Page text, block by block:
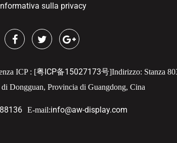
sulla privacy
ICP : [粤ICP备15027173号]Indirizzo: Stanza
Dongguan, Provincia di Guangdong, Cina
E-mail:info@aw-display.com